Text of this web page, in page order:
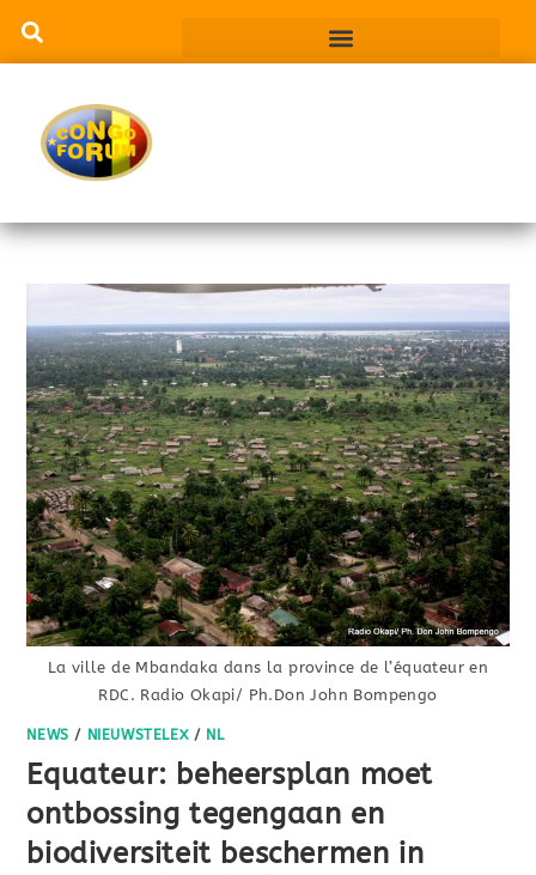
La ville de Mbandaka dans la province de l’équateur en
RDC. Radio Okapi/ Ph.Don John Bompengo
NEWS / NIEUWSTELEX/ NL
Equateur: beheersplan moet
ontbossing tegengaan en
biodiversiteit beschermen in